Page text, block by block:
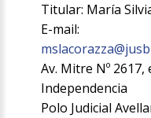
Titular: María
E-mail:
Av. Mitre Nº 2617,
Independencia
Polo Judicial